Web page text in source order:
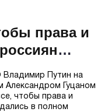
права и
Владимир Путин на
Александром Гуцаном
чтобы права и
в полном